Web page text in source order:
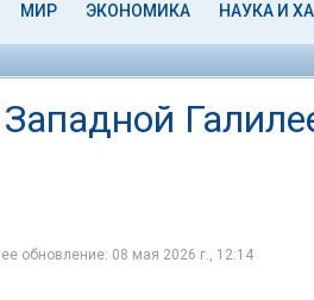
МИР ЭКОНОМИКА НАУКА И
обновление: 08 мая 2026 г., 12:14